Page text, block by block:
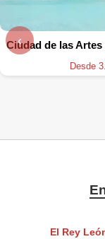
Desde
‹
El Rey